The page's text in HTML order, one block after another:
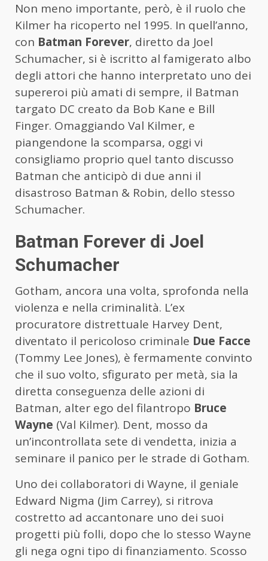
Non meno importante, però, è il ruolo che
Kilmer ha ricoperto nel 1995. In quell’anno,
con Batman Forever, diretto da Joel
Schumacher, si è iscritto al famigerato albo
degli attori che hanno interpretato uno dei
supereroi più amati di sempre, il Batman
targato DC creato da Bob Kane e Bill
Finger. Omaggiando Val Kilmer, e
piangendone la scomparsa, oggi vi
consigliamo proprio quel tanto discusso
Batman che anticipò di due anni il
disastroso Batman & Robin, dello stesso
Schumacher.
Batman Forever di Joel
Schumacher
Gotham, ancora una volta, sprofonda nella
violenza e nella criminalità. L’ex
procuratore distrettuale Harvey Dent,
diventato il pericoloso criminale Due Facce
(Tommy Lee Jones), è fermamente convinto
che il suo volto, sfigurato per metà, sia la
diretta conseguenza delle azioni di
Batman, alter ego del filantropo Bruce
Wayne (Val Kilmer). Dent, mosso da
un’incontrollata sete di vendetta, inizia a
seminare il panico per le strade di Gotham.
Uno dei collaboratori di Wayne, il geniale
Edward Nigma (Jim Carrey), si ritrova
costretto ad accantonare uno dei suoi
progetti più folli, dopo che lo stesso Wayne
gli nega ogni tipo di finanziamento. Scosso